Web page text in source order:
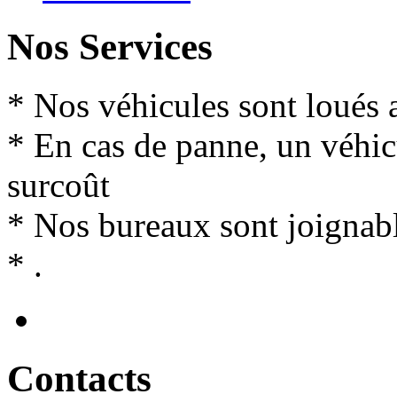
Nos Services
* Nos véhicules sont loués
* En cas de panne, un
surcoût
* Nos bureaux sont
* .
Contacts